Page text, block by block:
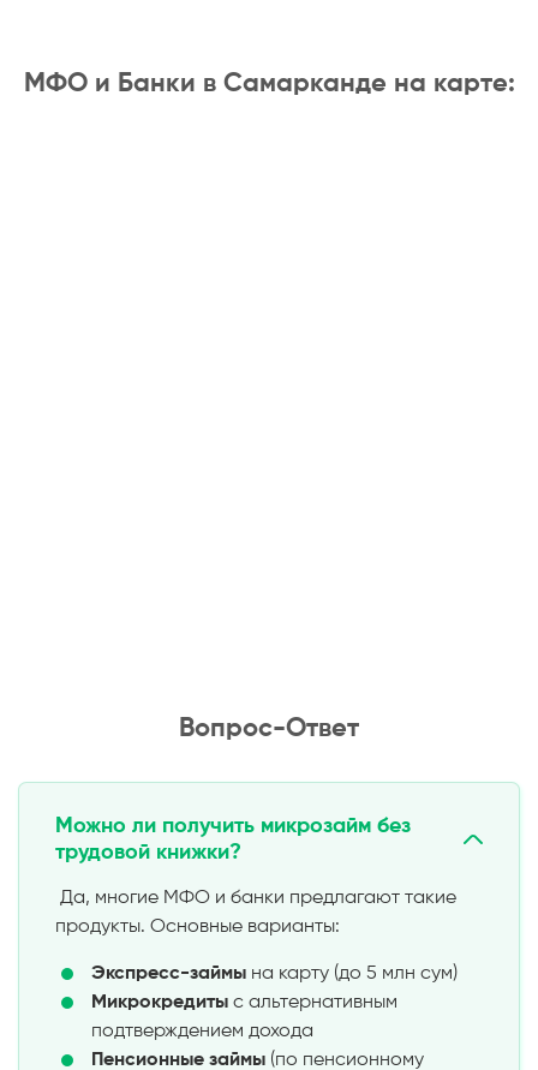
МФО и Банки в Самарканде на карте:
Вопрос-Ответ
Можно ли получить микрозайм без
трудовой книжки?
Да, многие МФО и банки предлагают такие
продукты. Основные варианты:
Экспресс-займы на карту (до 5 млн сум)
Микрокредиты с альтернативным
подтверждением дохода
Пенсионные займы (по пенсионному